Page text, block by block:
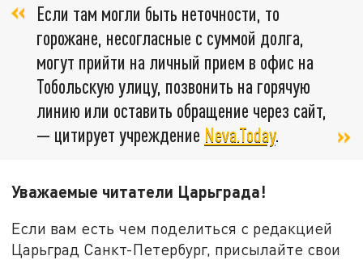
Если там могли быть неточности, то
горожане, несогласные с суммой долга,
могут прийти на личный прием в офис на
Тобольскую улицу, позвонить на горячую
линию или оставить обращение через сайт,
— цитирует учреждение Neva.Today.
Уважаемые читатели Царьграда!
Если вам есть чем поделиться с редакцией
Царьград Санкт-Петербург, присылайте свои